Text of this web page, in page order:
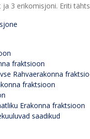
ja 3 erikomisjoni. Eriti
fraktsioon
Rahvaerakonna
fraktsioon
Erakonna fraktsioon
saadikud